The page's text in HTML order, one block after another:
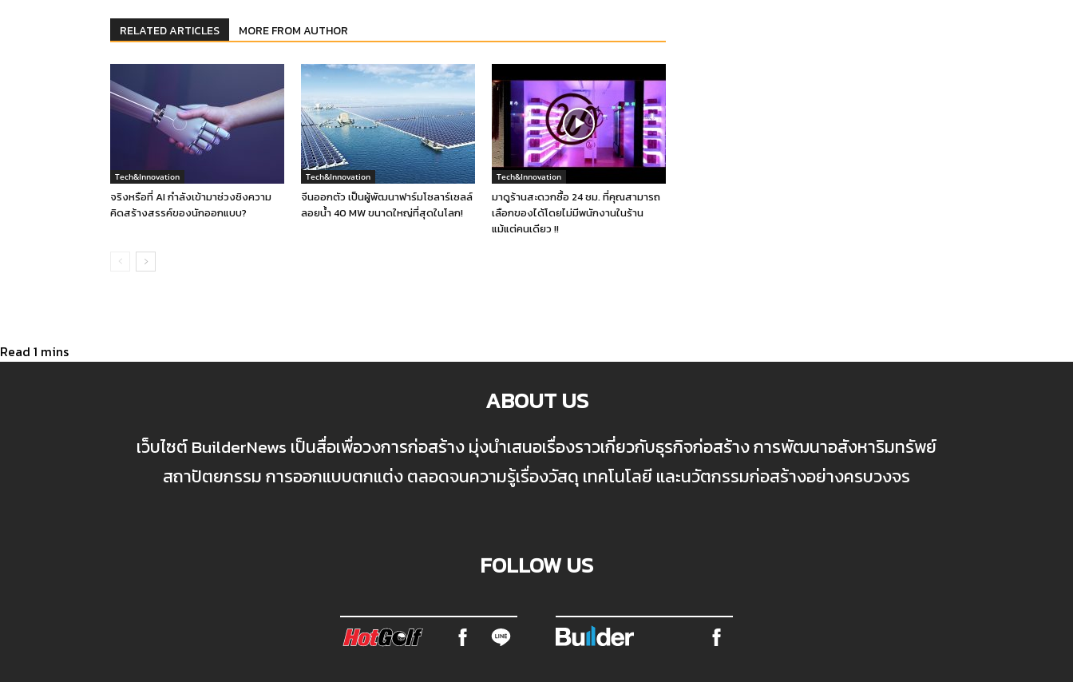
RELATED ARTICLES MORE FROM AUTHOR
Tech&Innovation
จริงหรือที่ AI กำลังเข้ามาช่วงชิงความ
คิดสร้างสรรค์ของนักออกแบบ?
Tech&Innovation
จีนออกตัว เป็นผู้พัฒนาฟาร์มโซลาร์เซลล์
ลอยน้ำ 40 MW ขนาดใหญ่ที่สุดในโลก!
Tech&Innovation
มาดูร้านสะดวกซื้อ 24 ชม. ที่คุณสามารถ
เลือกของได้โดยไม่มีพนักงานในร้าน
แม้แต่คนเดียว !!
ABOUT US
เว็บไซต์ BuilderNews เป็นสื่อเพื่อวงการก่อสร้าง มุ่งนำเสนอเรื่องราวเกี่ยวกับธุรกิจก่อสร้าง การพัฒนาอสังหาริมทรัพย์
สถาปัตยกรรม การออกแบบตกแต่ง ตลอดจนความรู้เรื่องวัสดุ เทคโนโลยี และนวัตกรรมก่อสร้างอย่างครบวงจร
FOLLOW US